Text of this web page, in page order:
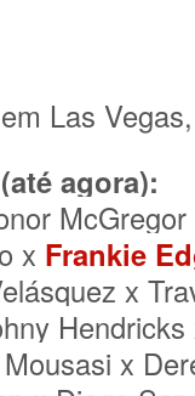
Las
agora):
x Frankie
x
x